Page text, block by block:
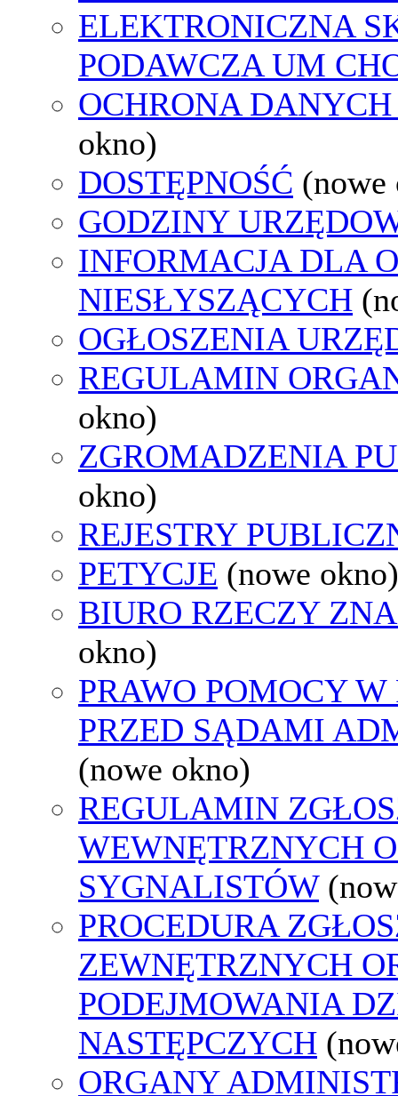
ELEKTRONICZNA
PODAWCZA UM
OCHRONA
okno)
DOSTĘPNOŚĆ (nowe
GODZINY
INFORMACJA DLA
NIESŁYSZĄCYCH
OGŁOSZENIA
REGULAMIN
okno)
ZGROMADZENIA
okno)
REJESTRY
PETYCJE (nowe okno)
BIURO RZECZY
okno)
PRAWO POMOCY
PRZED SĄDAMI
(nowe okno)
REGULAMIN
WEWNĘTRZNYCH
SYGNALISTÓW
PROCEDURA
ZEWNĘTRZNYCH
PODEJMOWANIA
NASTĘPCZYCH
ORGANY